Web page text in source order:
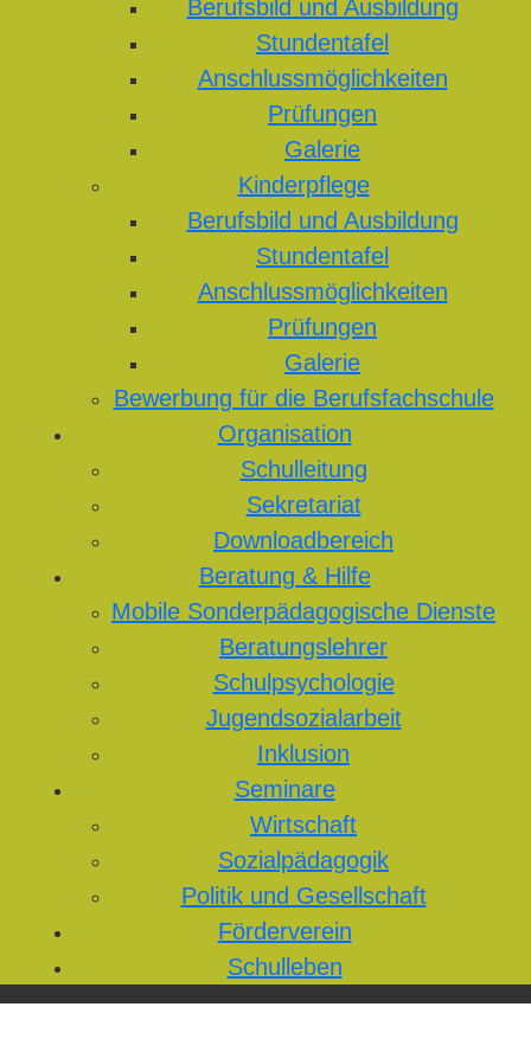
Berufsbild und Ausbildung
Stundentafel
Anschlussmöglichkeiten
Prüfungen
Galerie
Kinderpflege
Berufsbild und Ausbildung
Stundentafel
Anschlussmöglichkeiten
Prüfungen
Galerie
Bewerbung für die Berufsfachschule
Organisation
Schulleitung
Sekretariat
Downloadbereich
Beratung & Hilfe
Mobile Sonderpädagogische Dienste
Beratungslehrer
Schulpsychologie
Jugendsozialarbeit
Inklusion
Seminare
Wirtschaft
Sozialpädagogik
Politik und Gesellschaft
Förderverein
Schulleben